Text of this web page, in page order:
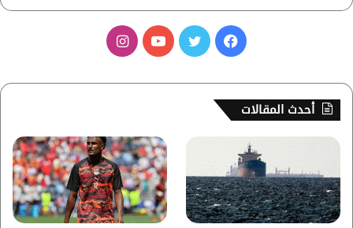
س
ب
ك
ي
و
ب
ت
ق
ر
أحدث المقالات